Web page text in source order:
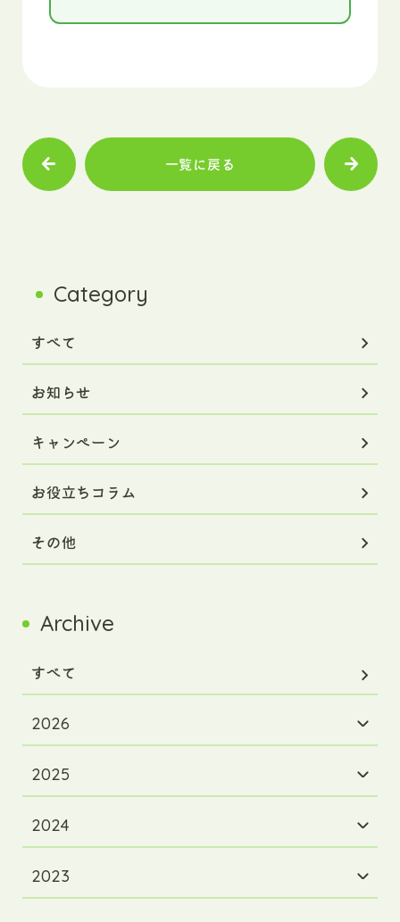
一覧に戻る
Category
すべて
お知らせ
キャンペーン
お役立ちコラム
その他
Archive
すべて
2026
2025
2024
2023